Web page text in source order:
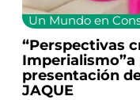
Un Mundo en
“Perspectivas
presentación
JAQUE